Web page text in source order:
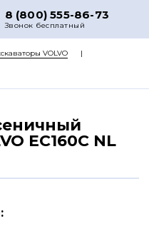
8 (800) 555-86-73
Звонок бесплатный
VOLVO
EC160C NL